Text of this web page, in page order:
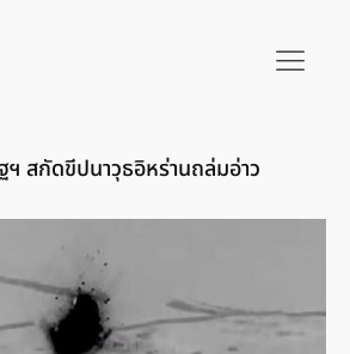
ฯ สกัดขีปนาวุธอิหร่านถล่มอ่าว